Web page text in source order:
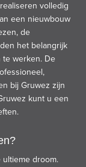
volledig
een nieuwbouw
de
het belangrijk
te werken. De
bij Gruwez zijn
kunt u een
ultieme droom.